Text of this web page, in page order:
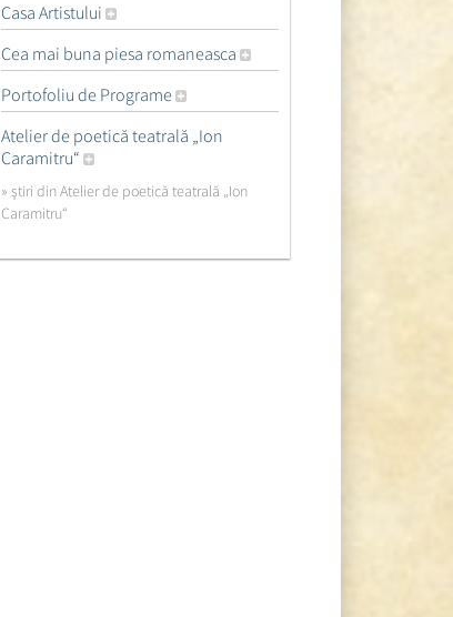
Casa Artistului
Cea mai buna piesa romaneasca
Portofoliu de Programe
Atelier de poetică teatrală „Ion
Caramitru“
» ştiri din Atelier de poetică teatrală „Ion
Caramitru“